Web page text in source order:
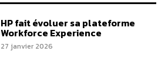
HP fait évoluer sa plateforme
Workforce Experience
27 janvier 2026